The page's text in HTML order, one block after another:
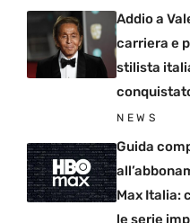
Addio a
carriera e
stilista
NEWS
Guida
Max Italia:
le serie